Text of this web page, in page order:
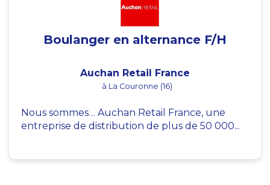
Boulanger en alternance F/H
Auchan Retail France
à La Couronne (16)
Nous sommes… Auchan Retail France, une
entreprise de distribution de plus de 50 000...